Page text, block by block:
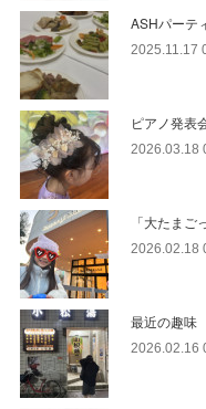
ASHパーテ
2025.11.17
ピアノ発表
2026.03.18
「大たまご
2026.02.18
最近の趣味
2026.02.16